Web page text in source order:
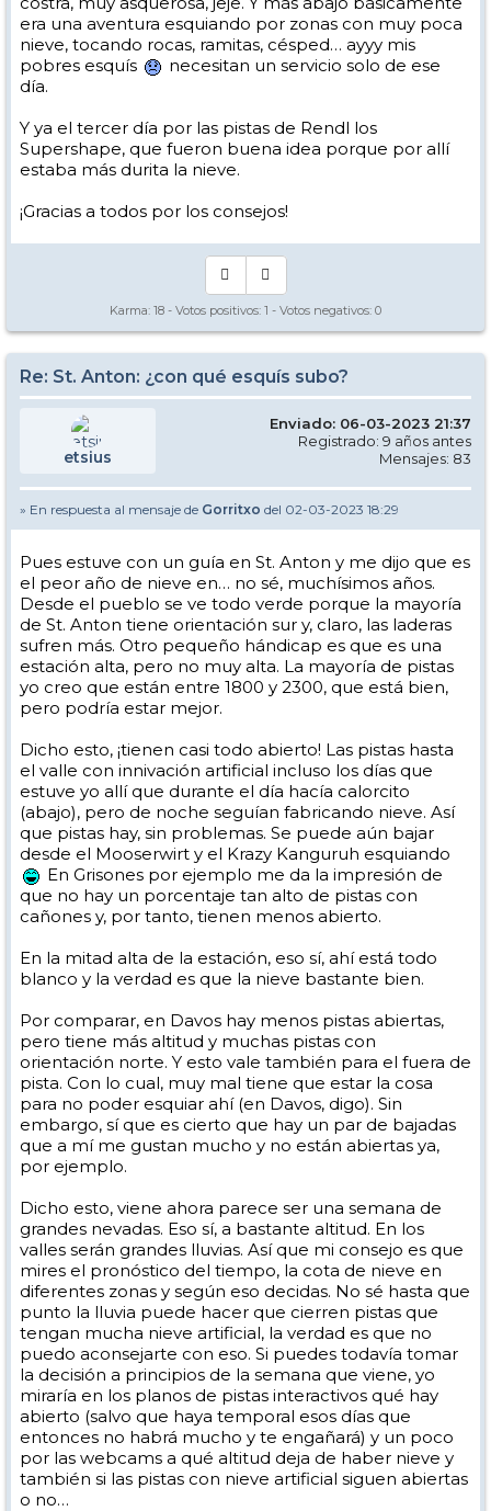
era una aventura esquiando por zonas con muy poca
nieve, tocando rocas, ramitas, césped… ayyy mis
pobres esquís
necesitan un servicio solo de ese
día.
Y ya el tercer día por las pistas de Rendl los
Supershape, que fueron buena idea porque por allí
estaba más durita la nieve.
¡Gracias a todos por los consejos!
Karma: 18 - Votos positivos: 1 - Votos negativos: 0
Re: St. Anton: ¿con qué esquís subo?
etsius
Enviado: 06-03-2023 21:37
Registrado: 9 años antes
Mensajes: 83
» En respuesta al mensaje de Gorritxo del 02-03-2023 18:29
Pues estuve con un guía en St. Anton y me dijo que es
el peor año de nieve en… no sé, muchísimos años.
Desde el pueblo se ve todo verde porque la mayoría
de St. Anton tiene orientación sur y, claro, las laderas
sufren más. Otro pequeño hándicap es que es una
estación alta, pero no muy alta. La mayoría de pistas
yo creo que están entre 1800 y 2300, que está bien,
pero podría estar mejor.
Dicho esto, ¡tienen casi todo abierto! Las pistas hasta
el valle con innivación artificial incluso los días que
estuve yo allí que durante el día hacía calorcito
(abajo), pero de noche seguían fabricando nieve. Así
que pistas hay, sin problemas. Se puede aún bajar
desde el Mooserwirt y el Krazy Kanguruh esquiando
En Grisones por ejemplo me da la impresión de
que no hay un porcentaje tan alto de pistas con
cañones y, por tanto, tienen menos abierto.
En la mitad alta de la estación, eso sí, ahí está todo
blanco y la verdad es que la nieve bastante bien.
Por comparar, en Davos hay menos pistas abiertas,
pero tiene más altitud y muchas pistas con
orientación norte. Y esto vale también para el fuera de
pista. Con lo cual, muy mal tiene que estar la cosa
para no poder esquiar ahí (en Davos, digo). Sin
embargo, sí que es cierto que hay un par de bajadas
que a mí me gustan mucho y no están abiertas ya,
por ejemplo.
Dicho esto, viene ahora parece ser una semana de
grandes nevadas. Eso sí, a bastante altitud. En los
valles serán grandes lluvias. Así que mi consejo es que
mires el pronóstico del tiempo, la cota de nieve en
diferentes zonas y según eso decidas. No sé hasta que
punto la lluvia puede hacer que cierren pistas que
tengan mucha nieve artificial, la verdad es que no
puedo aconsejarte con eso. Si puedes todavía tomar
la decisión a principios de la semana que viene, yo
miraría en los planos de pistas interactivos qué hay
abierto (salvo que haya temporal esos días que
entonces no habrá mucho y te engañará) y un poco
por las webcams a qué altitud deja de haber nieve y
también si las pistas con nieve artificial siguen abiertas
o no…